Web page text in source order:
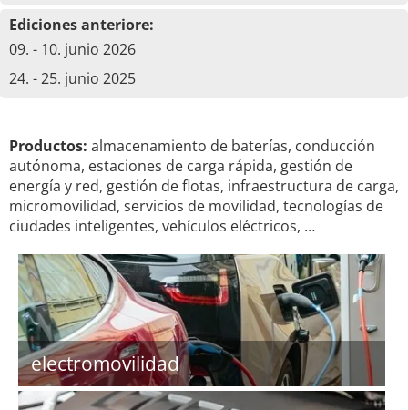
Ediciones anteriore:
09. - 10. junio 2026
24. - 25. junio 2025
Productos: almacenamiento de baterías, conducción
autónoma, estaciones de carga rápida, gestión de
energía y red, gestión de flotas, infraestructura de carga,
micromovilidad, servicios de movilidad, tecnologías de
ciudades inteligentes, vehículos eléctricos, …
electromovilidad